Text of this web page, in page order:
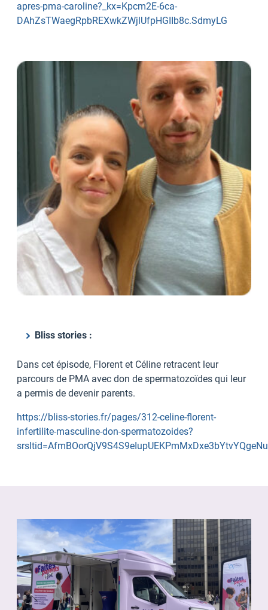
apres-pma-caroline?_kx=Kpcm2E-6ca-
DAhZsTWaegRpbREXwkZWjlUfpHGIIb8c.SdmyLG
Bliss stories :
Dans cet épisode, Florent et Céline retracent leur
parcours de PMA avec don de spermatozoïdes qui leur
a permis de devenir parents.
https://bliss-stories.fr/pages/312-celine-florent-
infertilite-masculine-don-spermatozoides?